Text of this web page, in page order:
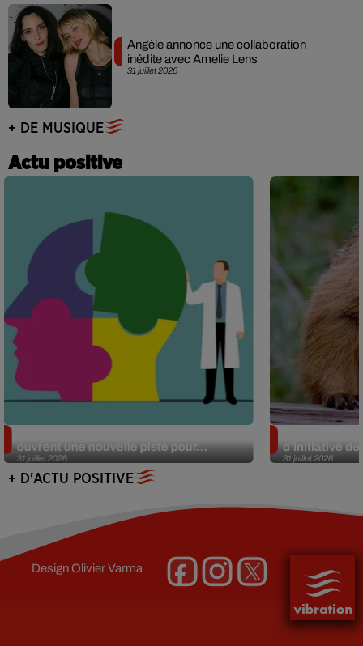
31 juillet 2026
Angèle annonce une collaboration
inédite avec Amelie Lens
+ DE MUSIQUE
Actu positive
31 juillet 2026
ouvrent une nouvelle piste pour...
31 juillet 2026
d’initiative
+ D'ACTU POSITIVE
DesignOlivier Varma